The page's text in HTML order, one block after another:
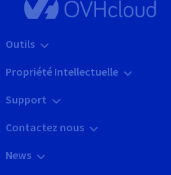
Outils
Propriété Intellectuelle
Support
Contactez nous
News